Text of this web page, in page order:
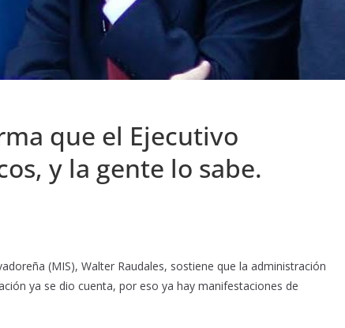
que el Ejecutivo
y la gente lo sabe.
(MIS), Walter Raudales, sostiene que la administración
ya se dio cuenta, por eso ya hay manifestaciones de